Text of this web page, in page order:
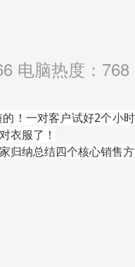
电脑热度：768
的！一对客户试好2个小
衣服了！
归纳总结四个核心销售方